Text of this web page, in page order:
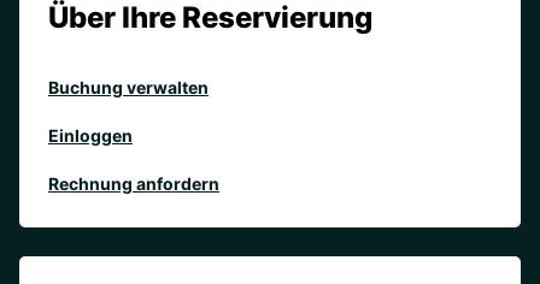
Über Ihre Reservierung
Buchung verwalten
Einloggen
Rechnung anfordern